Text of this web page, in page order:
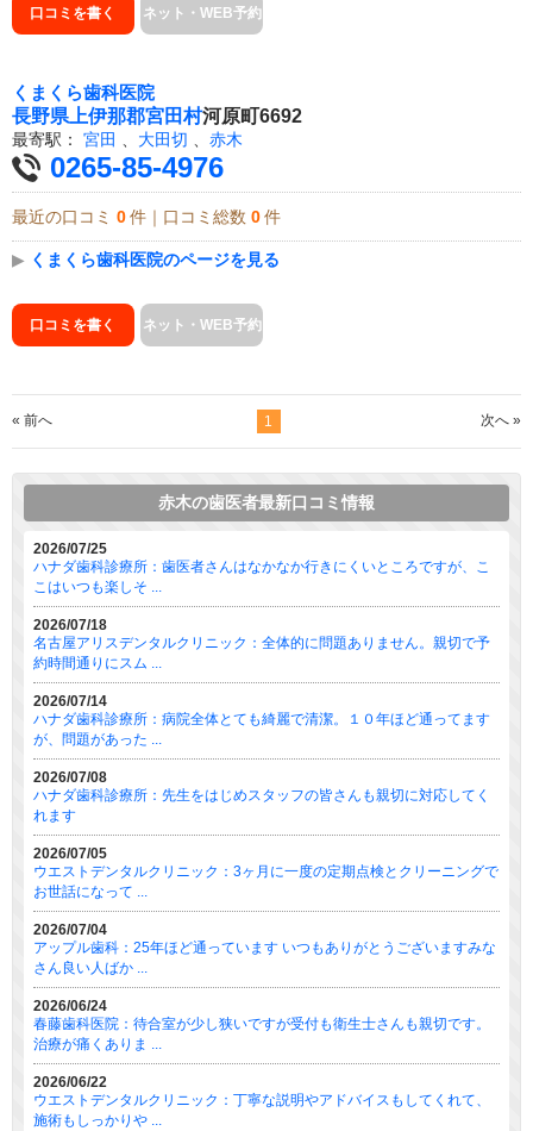
口コミを書く ネット・WEB予約
くまくら歯科医院
長野県 上伊那郡宮田村河原町6692
最寄駅： 宮田 、 大田切 、 赤木
0265-85-4976
最近の口コミ 0 件｜口コミ総数 0 件
▶ くまくら歯科医院のページを見る
口コミを書く ネット・WEB予約
« 前へ 1 次へ »
赤木の歯医者最新口コミ情報
2026/07/25
ハナダ歯科診療所：歯医者さんはなかなか行きにくいところですが、こ
こはいつも楽しそ ...
2026/07/18
名古屋アリスデンタルクリニック：全体的に問題ありません。親切で予
約時間通りにスム ...
2026/07/14
ハナダ歯科診療所：病院全体とても綺麗で清潔。１０年ほど通ってます
が、問題があった ...
2026/07/08
ハナダ歯科診療所：先生をはじめスタッフの皆さんも親切に対応してく
れます
2026/07/05
ウエストデンタルクリニック：3ヶ月に一度の定期点検とクリーニングで
お世話になって ...
2026/07/04
アップル歯科：25年ほど通っています いつもありがとうございますみな
さん良い人ばか ...
2026/06/24
春藤歯科医院：待合室が少し狭いですが受付も衛生士さんも親切です。
治療が痛くありま ...
2026/06/22
ウエストデンタルクリニック：丁寧な説明やアドバイスもしてくれて、
施術もしっかりや ...